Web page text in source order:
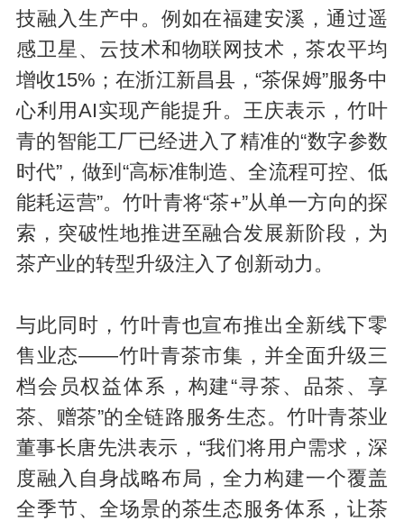
技融入生产中。例如在福建安溪，通过遥
感卫星、云技术和物联网技术，茶农平均
增收15%；在浙江新昌县，“茶保姆”服务中
心利用AI实现产能提升。王庆表示，竹叶
青的智能工厂已经进入了精准的“数字参数
时代”，做到“高标准制造、全流程可控、低
能耗运营”。竹叶青将“茶+”从单一方向的探
索，突破性地推进至融合发展新阶段，为
茶产业的转型升级注入了创新动力。
与此同时，竹叶青也宣布推出全新线下零
售业态——竹叶青茶市集，并全面升级三
档会员权益体系，构建“寻茶、品茶、享
茶、赠茶”的全链路服务生态。竹叶青茶业
董事长唐先洪表示，“我们将用户需求，深
度融入自身战略布局，全力构建一个覆盖
全季节、全场景的茶生态服务体系，让茶